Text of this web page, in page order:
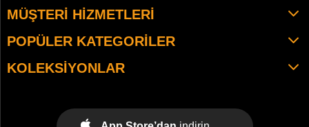
MÜŞTERI HIZMETLERI
POPÜLER KATEGORILER
KOLEKSIYONLAR